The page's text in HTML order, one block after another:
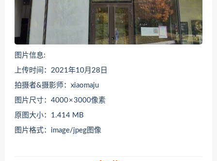
图片信息:
上传时间：2021年10月28日
拍摄者&摄影师：xiaomaju
图片尺寸：4000 × 3000像素
原图大小：1.414 MB
图片格式：image/jpeg图像